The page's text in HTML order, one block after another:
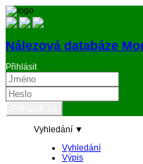
Nálezová databáze
Přihlásit
Vyhledání ▼
Vyhledání
Výpis